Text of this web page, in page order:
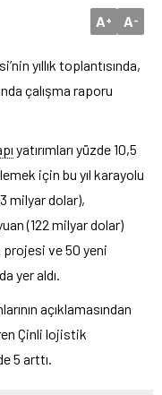
A+ A-
yıllık toplantısında,
çalışma raporu
yatırımları yüzde 10,5
için bu yıl karayolu
milyar dolar),
(122 milyar dolar)
projesi ve 50 yeni
yer aldı.
açıklamasından
Çinli lojistik
5 arttı.